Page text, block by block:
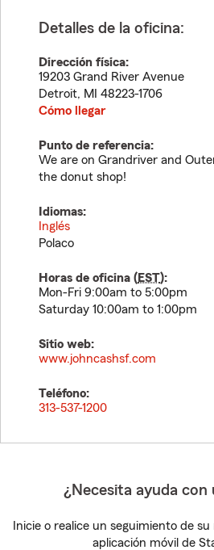
Detalles de la oficina:
Dirección física:
19203 Grand River Avenue
Detroit, MI
48223-1706
Cómo llegar
Punto de referencia:
We are on Grandriver and
the donut shop!
Idiomas:
Inglés
Polaco
Horas de oficina (EST):
Mon-Fri 9:00am to 5:00pm
Saturday 10:00am to 1:00pm
Sitio web:
www.johncashsf.com
Teléfono:
313-537-1200
¿Necesita ayuda con
Inicie o realice un seguimiento de
aplicación móvil de